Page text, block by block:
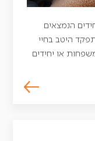
הנמצאים
היטב בחיי
או יחידים